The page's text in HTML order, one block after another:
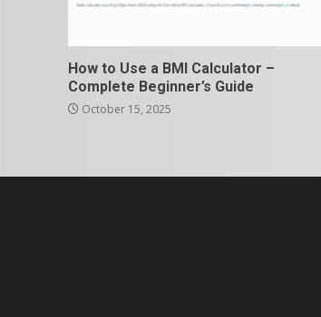
How to Use a BMI Calculator –
Complete Beginner’s Guide
October 15, 2025